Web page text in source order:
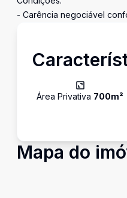
- Carência negociável
Área Privativa 700m²
Mapa do